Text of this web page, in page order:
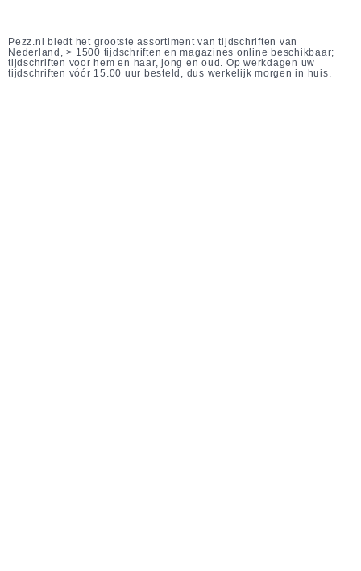
Pezz.nl biedt het grootste assortiment van tijdschriften van
Nederland, > 1500 tijdschriften en magazines online beschikbaar;
tijdschriften voor hem en haar, jong en oud. Op werkdagen uw
tijdschriften vóór 15.00 uur besteld, dus werkelijk morgen in huis.